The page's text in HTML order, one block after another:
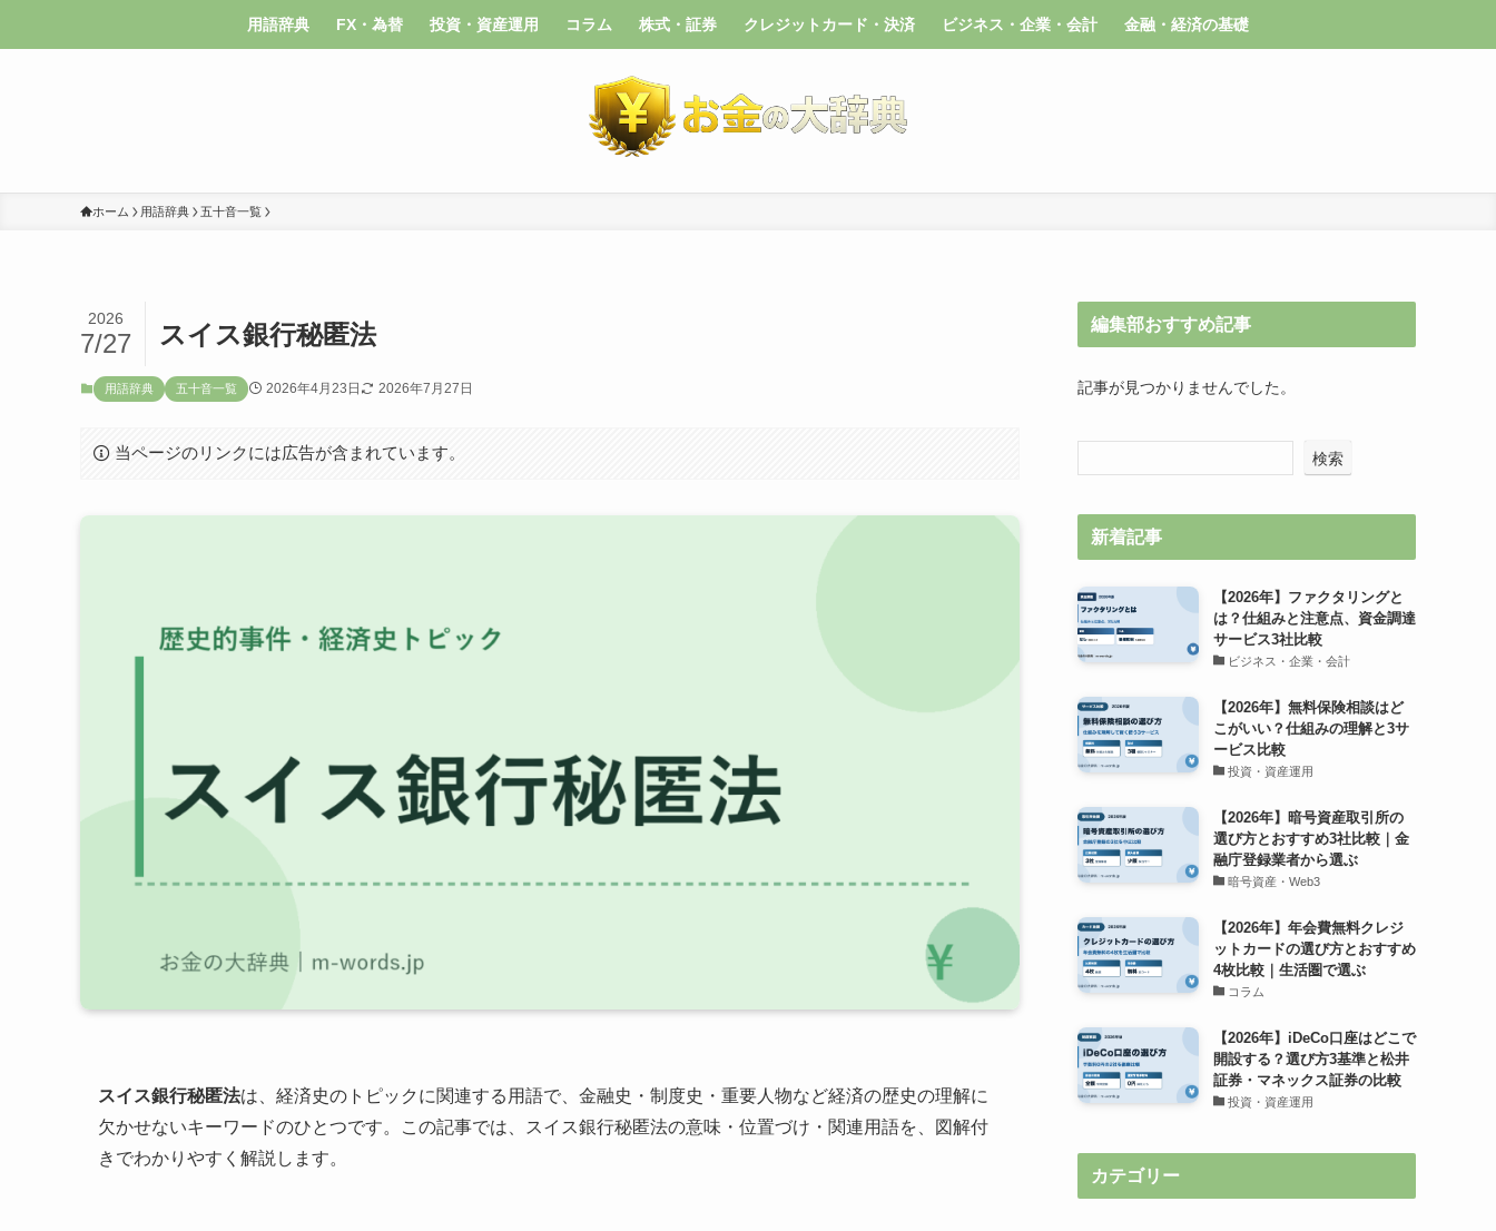
用語辞典 FX・為替 投資・資産運用 コラム 株式・証券 クレジットカード・決済 ビジネス・企業・会計 金融・経済の基礎
ホーム 用語辞典 五十音一覧
スイス銀行秘匿法
2026
7/27
用語辞典 五十音一覧 2026年4月23日 2026年7月27日
当ページのリンクには広告が含まれています。
スイス銀行秘匿法は、経済史のトピックに関連する用語で、金融史・制度史・重要人物など経済の歴史の理解に
欠かせないキーワードのひとつです。この記事では、スイス銀行秘匿法の意味・位置づけ・関連用語を、図解付
きでわかりやすく解説します。
編集部おすすめ記事
記事が見つかりませんでした。
検索
新着記事
【2026年】ファクタリングと
は？仕組みと注意点、資金調達
サービス3社比較
ビジネス・企業・会計
【2026年】無料保険相談はど
こがいい？仕組みの理解と3サ
ービス比較
投資・資産運用
【2026年】暗号資産取引所の
選び方とおすすめ3社比較｜金
融庁登録業者から選ぶ
暗号資産・Web3
【2026年】年会費無料クレジ
ットカードの選び方とおすすめ
4枚比較｜生活圏で選ぶ
コラム
【2026年】iDeCo口座はどこで
開設する？選び方3基準と松井
証券・マネックス証券の比較
投資・資産運用
カテゴリー